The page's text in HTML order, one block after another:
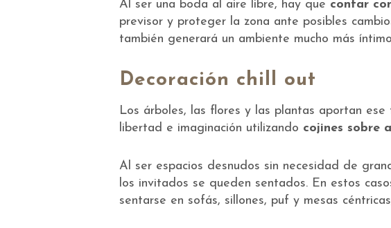
Al ser una boda al aire libre, hay que contar
previsor y proteger la zona ante posibles
también generará un ambiente mucho más
Decoración chill out
Los árboles, las flores y las plantas aportan
libertad e imaginación utilizando cojines sobre
Al ser espacios desnudos sin necesidad de
los invitados se queden sentados. En estos
sentarse en sofás, sillones, puf y mesas